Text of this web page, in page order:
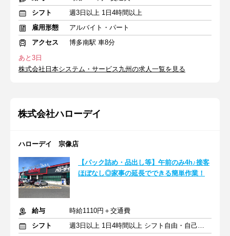
シフト
週3日以上 1日4時間以上
雇用形態
アルバイト・パート
アクセス
博多南駅 車8分
あと3日
株式会社日本システム・サービス九州の求人一覧を見る
株式会社ハローデイ
ハローデイ 宗像店
【パック詰め・品出し等】午前のみ4h♪接客
ほぼなし◎家事の延長でできる簡単作業！
給与
時給1110円＋交通費
シフト
週3日以上 1日4時間以上 シフト自由・自己申告